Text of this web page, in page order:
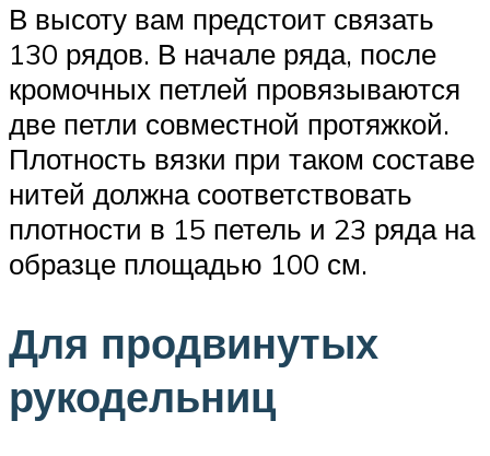
В высоту вам предстоит связать
130 рядов. В начале ряда, после
кромочных петлей провязываются
две петли совместной протяжкой.
Плотность вязки при таком составе
нитей должна соответствовать
плотности в 15 петель и 23 ряда на
образце площадью 100 см.
Для продвинутых
рукодельниц